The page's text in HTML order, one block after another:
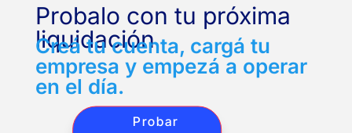
Probalo con tu próxima
liquidación
Creá tu cuenta, cargá tu
empresa y empezá a operar
en el día.
Probar